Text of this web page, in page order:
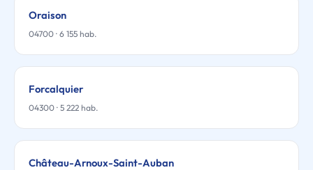
Oraison
04700 · 6 155 hab.
Forcalquier
04300 · 5 222 hab.
Château-Arnoux-Saint-Auban